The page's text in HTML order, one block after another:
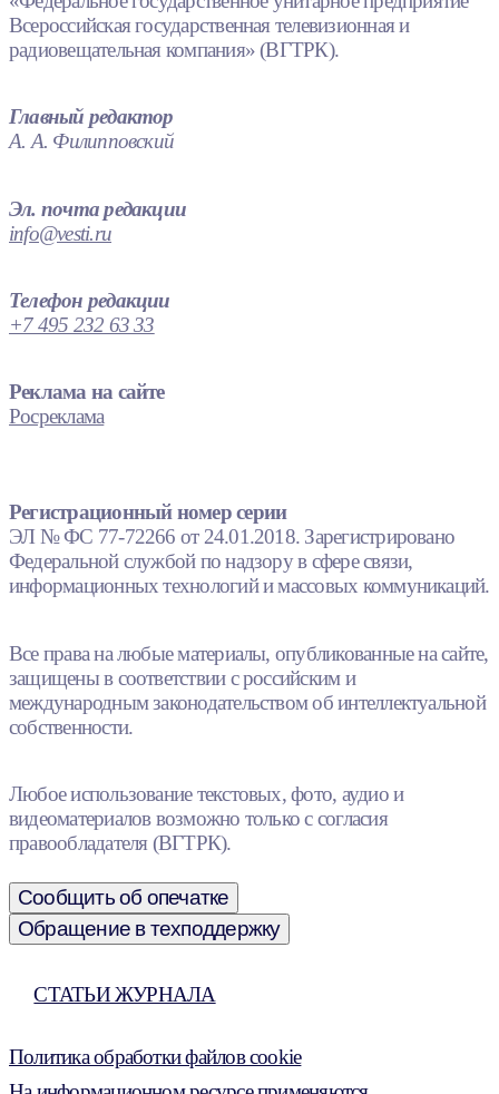
Всероссийская государственная телевизионная и
радиовещательная компания» (ВГТРК).
Главный редактор
А. А. Филипповский
Эл. почта редакции
info@vesti.ru
Телефон редакции
+7 495 232 63 33
Реклама на сайте
Росреклама
Регистрационный номер серии
ЭЛ № ФС 77-72266 от 24.01.2018. Зарегистрировано
Федеральной службой по надзору в сфере связи,
информационных технологий и массовых коммуникаций.
Все права на любые материалы, опубликованные на сайте,
защищены в соответствии с российским и
международным законодательством об интеллектуальной
собственности.
Любое использование текстовых, фото, аудио и
видеоматериалов возможно только с согласия
правообладателя (ВГТРК).
Сообщить об опечатке
Обращение в техподдержку
СТАТЬИ ЖУРНАЛА
Политика обработки файлов cookie